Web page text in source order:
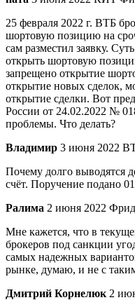
25 февраля 2022 г. ВТБ
шортовую позицию на
сам разместил заявку.
открыть шортовую
запрещено открытие
открытие новых сделок,
открытие сделки. Вот
России от 24.02.2022 №
проблемы. Что делать?
Владимир 3 июня 2022
Почему долго выводятся
счёт. Поручение подано
Ралима 2 июня 2022
Мне кажется, что в
брокеров под санкции
самых надежных
рынке, думаю, и не с
Дмитрий Корнелюк 2